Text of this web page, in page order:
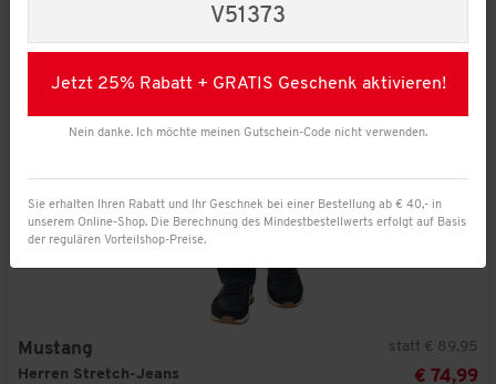
Mustang
Herren Stretch-Jeans
statt € 89,95
€ 74,99
V51373
Jetzt 25% Rabatt + GRATIS Geschenk aktivieren!
Nein danke. Ich möchte meinen Gutschein-Code nicht verwenden.
Sie erhalten Ihren Rabatt und Ihr Geschnek bei einer Bestellung ab € 40,- in
unserem Online-Shop. Die Berechnung des Mindestbestellwerts erfolgt auf Basis
der regulären Vorteilshop-Preise.